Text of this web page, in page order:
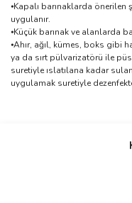
⦁Kapalı barınaklarda önerilen
uygulanır.
⦁Küçük barınak ve alanlarda
⦁Ahır, ağıl, kümes, boks gibi
ya da sırt pülvarizatörü ile
suretiyle ıslatılana kadar
uygulamak suretiyle
Bu
Ürün resmi kalitesiz,